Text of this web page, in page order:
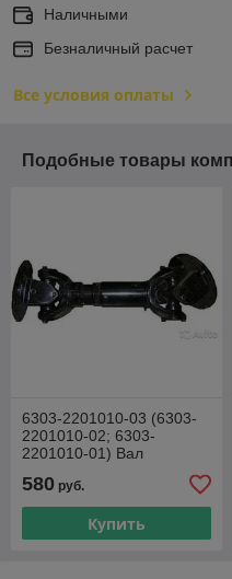
Наличными
Безналичный расчет
Все условия оплаты
Подобные товары
6303-2201010-03 (6303-
2201010-02; 6303-
2201010-01) Вал
МАЗ фланец на 8 отв.
580 руб.
Купить